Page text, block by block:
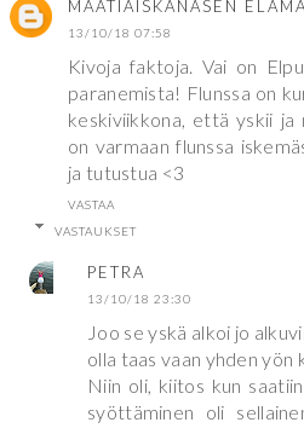
MAATIAISKANASEN
13/10/18 07:58
Kivoja faktoja. Vai on
paranemista! Flunssa on
keskiviikkona, että yskii
on varmaan flunssa
ja tutustua <3
VASTAA
VASTAUKSET
PETRA
13/10/18 23:30
Joo se yskä alkoi jo
olla taas vaan yhden yön
Niin oli, kiitos kun
syöttäminen oli